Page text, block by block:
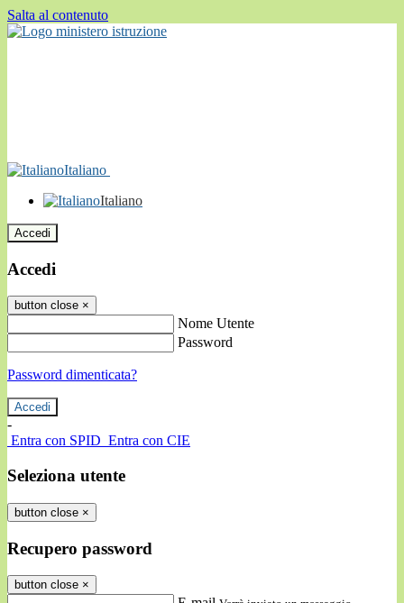
Salta al contenuto
Italiano
Italiano
Accedi
Accedi
button close ×
Nome Utente
Password
Password dimenticata?
-
Entra con SPID Entra con CIE
Seleziona utente
button close ×
Recupero password
button close ×